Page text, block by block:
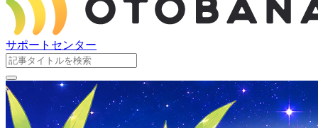
サポートセンター